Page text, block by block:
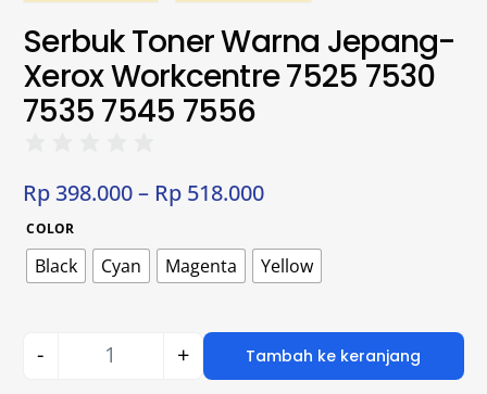
Serbuk Toner Warna Jepang-
Xerox Workcentre 7525 7530
7535 7545 7556
Rp398.000– Rp 518.000
COLOR
Black Cyan Magenta Yellow
- + Tambah ke keranjang